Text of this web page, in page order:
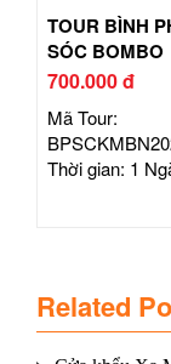
TOUR BÌNH
SÓC BOMBO
700.000 đ
Mã Tour:
Thời gian: 1
Related